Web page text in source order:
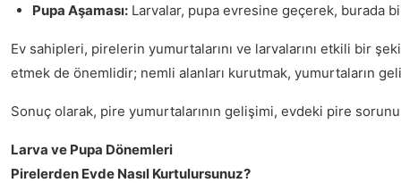
Pupa Aşaması: Larvalar, pupa evresine geçerek, burada
Ev sahipleri, pirelerin yumurtalarını ve larvalarını etkili bir
etmek de önemlidir; nemli alanları kurutmak, yumurtaların
Sonuç olarak, pire yumurtalarının gelişimi, evdeki pire
Larva ve Pupa Dönemleri
Pirelerden Evde Nasıl Kurtulursunuz?